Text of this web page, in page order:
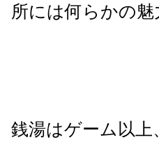
所には何らかの
銭湯はゲーム以